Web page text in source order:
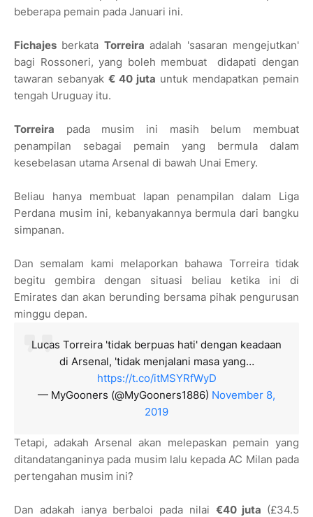
beberapa pemain pada Januari ini.
Fichajes berkata Torreira adalah 'sasaran mengejutkan'
bagi Rossoneri, yang boleh membuat didapati dengan
tawaran sebanyak € 40 juta untuk mendapatkan pemain
tengah Uruguay itu.
Torreira pada musim ini masih belum membuat
penampilan sebagai pemain yang bermula dalam
kesebelasan utama Arsenal di bawah Unai Emery.
Beliau hanya membuat lapan penampilan dalam Liga
Perdana musim ini, kebanyakannya bermula dari bangku
simpanan.
Dan semalam kami melaporkan bahawa Torreira tidak
begitu gembira dengan situasi beliau ketika ini di
Emirates dan akan berunding bersama pihak pengurusan
minggu depan.
Lucas Torreira 'tidak berpuas hati' dengan keadaan
di Arsenal, 'tidak menjalani masa yang…
https://t.co/itMSYRfWyD
— MyGooners (@MyGooners1886) November 8,
2019
Tetapi, adakah Arsenal akan melepaskan pemain yang
ditandatanganinya pada musim lalu kepada AC Milan pada
pertengahan musim ini?
Dan adakah ianya berbaloi pada nilai €40 juta (£34.5